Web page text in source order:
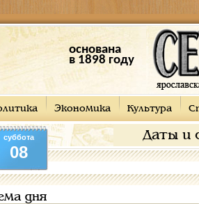
основана
в 1898 году
Экономика Культура
Даты и
суббота
08
дня